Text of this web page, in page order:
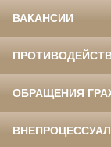
ВАКАНСИИ
ОБРАЩЕНИЯ